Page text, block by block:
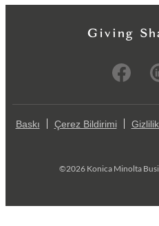
Baskı Çerez Bildirimi
©2026 Konica Minolta